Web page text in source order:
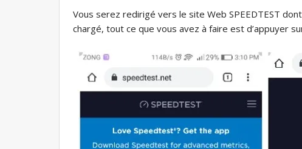
Vous serez redirigé vers le site Web SPEEDTEST
chargé, tout ce que vous avez à faire est d’appuyer